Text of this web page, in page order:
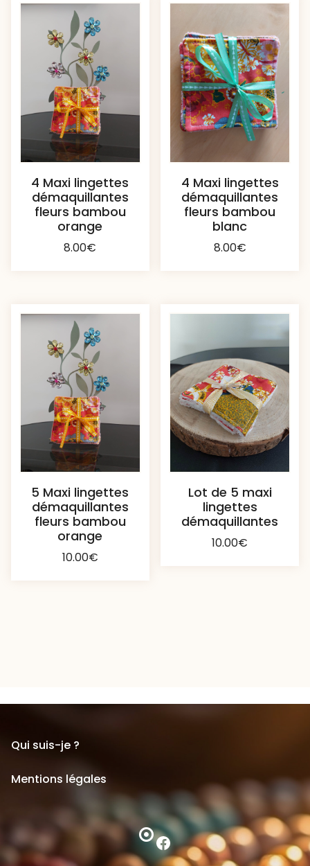
4 Maxi lingettes
démaquillantes
fleurs bambou
orange
8.00€
4 Maxi lingettes
démaquillantes
fleurs bambou
blanc
8.00€
5 Maxi lingettes
démaquillantes
fleurs bambou
orange
10.00€
Lot de 5 maxi
lingettes
démaquillantes
10.00€
Qui suis-je ?
Mentions légales
Facebook